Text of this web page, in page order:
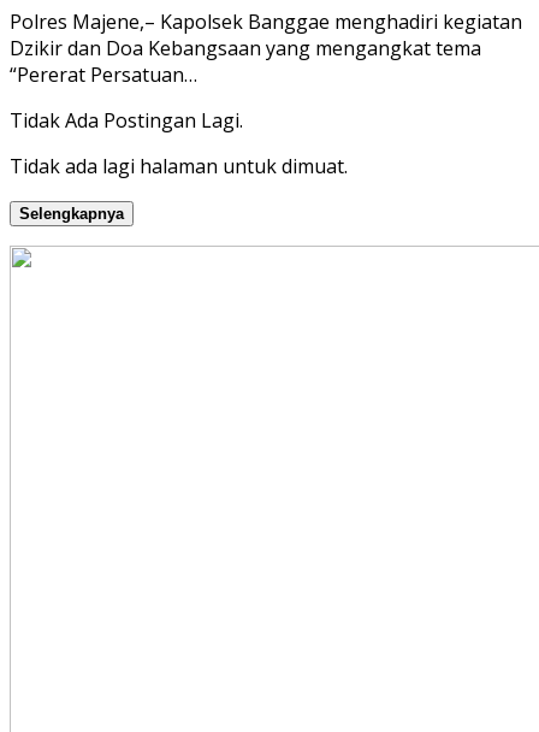
Polres Majene,– Kapolsek Banggae menghadiri kegiatan
Dzikir dan Doa Kebangsaan yang mengangkat tema
“Pererat Persatuan…
Tidak Ada Postingan Lagi.
Tidak ada lagi halaman untuk dimuat.
Selengkapnya